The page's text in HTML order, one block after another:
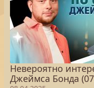
Невероятно
Джеймса Бонда